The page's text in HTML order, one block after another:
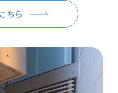
ちら